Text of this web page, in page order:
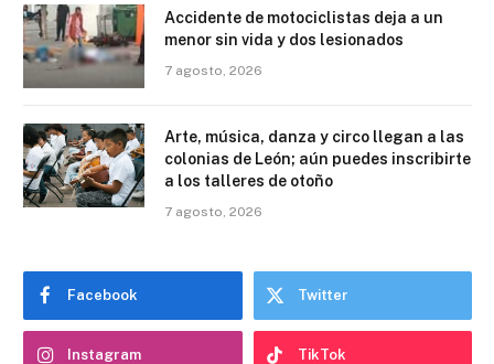
Accidente de motociclistas deja a un
menor sin vida y dos lesionados
7 agosto, 2026
Arte, música, danza y circo llegan a las
colonias de León; aún puedes inscribirte
a los talleres de otoño
7 agosto, 2026
Facebook Twitter
Instagram TikTok